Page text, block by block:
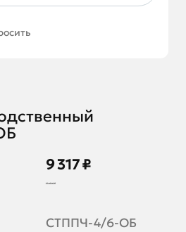
9 317 ₽
11 646 ₽
СТППЧ-4/6-ОБ